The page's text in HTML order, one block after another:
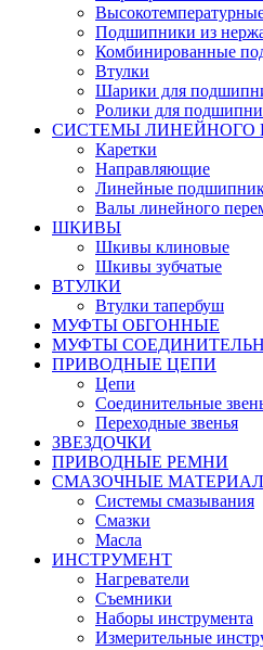
Подшипники из
Комбинированные
Втулки
Шарики для
Ролики для
СИСТЕМЫ ЛИНЕЙНОГО
Каретки
Направляющие
Линейные
Валы линейного
ШКИВЫ
Шкивы клиновые
Шкивы зубчатые
ВТУЛКИ
Втулки тапербуш
МУФТЫ ОБГОННЫЕ
МУФТЫ
ПРИВОДНЫЕ ЦЕПИ
Цепи
Соединительные
Переходные звенья
ЗВЕЗДОЧКИ
ПРИВОДНЫЕ РЕМНИ
СМАЗОЧНЫЕ
Системы смазывания
Смазки
Масла
ИНСТРУМЕНТ
Нагреватели
Съемники
Наборы инструмента
Измерительные